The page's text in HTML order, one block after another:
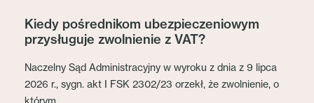
Kiedy pośrednikom ubezpieczeniowym
przysługuje zwolnienie z VAT?
Naczelny Sąd Administracyjny w wyroku z dnia z 9 lipca
2026 r., sygn. akt I FSK 2302/23 orzekł, że zwolnienie, o
którym...